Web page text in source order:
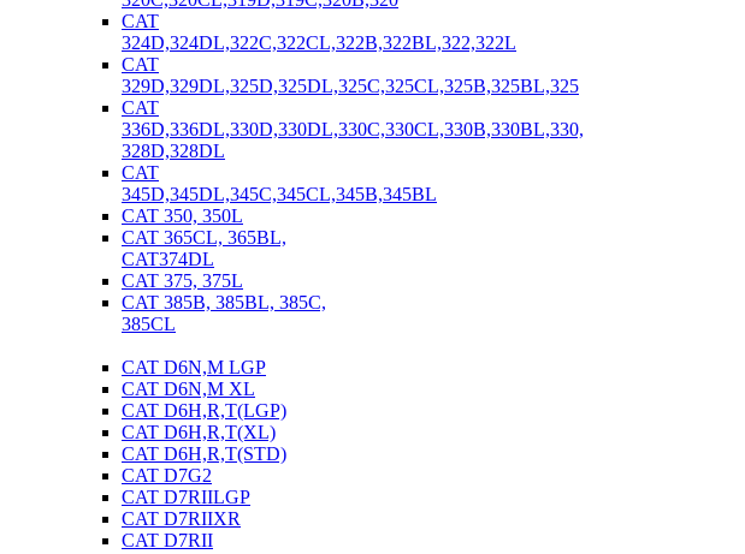
CAT
324D,324DL,322C,322CL,322B,322BL,322,322L
CAT
329D,329DL,325D,325DL,325C,325CL,325B,325BL,325
CAT
336D,336DL,330D,330DL,330C,330CL,330B,330BL,330,
328D,328DL
CAT
345D,345DL,345C,345CL,345B,345BL
CAT 350, 350L
CAT 365CL, 365BL,
CAT374DL
CAT 375, 375L
CAT 385B, 385BL, 385C,
385CL
CAT D6N,M LGP
CAT D6N,M XL
CAT D6H,R,T(LGP)
CAT D6H,R,T(XL)
CAT D6H,R,T(STD)
CAT D7G2
CAT D7RIILGP
CAT D7RIIXR
CAT D7RII